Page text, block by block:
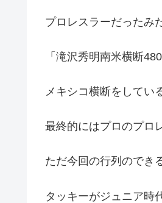
プロレスラーだったみ
「滝沢秀明南米横断
メキシコ横断をしてい
最終的にはプロのプロ
ただ今回の行列のでき
タッキーがジュニア時